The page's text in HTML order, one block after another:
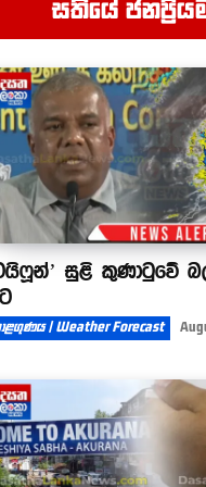
00:52
සතියේ
සුළි කුණාටුවේ
| Weather Forecast